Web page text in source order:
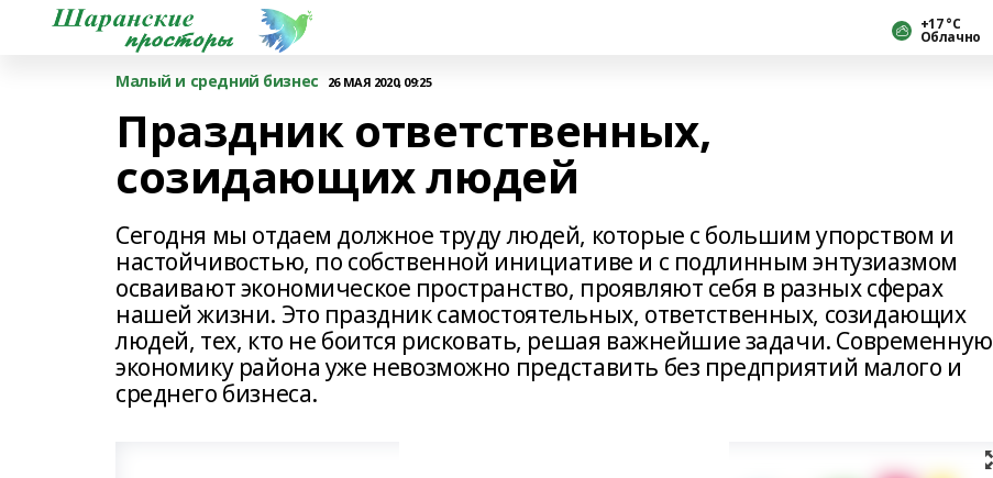
+17 °С
Облачно
Малый и средний бизнес 26 МАЯ 2020, 09:25
Праздник ответственных,
созидающих людей
Сегодня мы отдаем должное труду людей, которые с большим упорством и
настойчивостью, по собственной инициативе и с подлинным энтузиазмом
осваивают экономическое пространство, проявляют себя в разных сферах
нашей жизни. Это праздник самостоятельных, ответственных, созидающих
людей, тех, кто не боится рисковать, решая важнейшие задачи. Современную
экономику района уже невозможно представить без предприятий малого и
среднего бизнеса.